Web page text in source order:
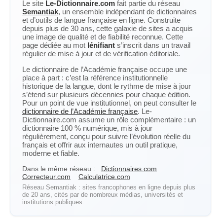
Le site Le-Dictionnaire.com fait partie du réseau
Semantiak, un ensemble indépendant de dictionnaires
et d’outils de langue française en ligne. Construite
depuis plus de 30 ans, cette galaxie de sites a acquis
une image de qualité et de fiabilité reconnue. Cette
page dédiée au mot lénifiant s’inscrit dans un travail
régulier de mise à jour et de vérification éditoriale.
Le dictionnaire de l’Académie française occupe une
place à part : c’est la référence institutionnelle
historique de la langue, dont le rythme de mise à jour
s’étend sur plusieurs décennies pour chaque édition.
Pour un point de vue institutionnel, on peut consulter le
dictionnaire de l’Académie française. Le-
Dictionnaire.com assume un rôle complémentaire : un
dictionnaire 100 % numérique, mis à jour
régulièrement, conçu pour suivre l’évolution réelle du
français et offrir aux internautes un outil pratique,
moderne et fiable.
Dans le même réseau :
Dictionnaires.com
Correcteur.com
Calculatrice.com
Réseau Semantiak : sites francophones en ligne depuis plus
de 20 ans, cités par de nombreux médias, universités et
institutions publiques.